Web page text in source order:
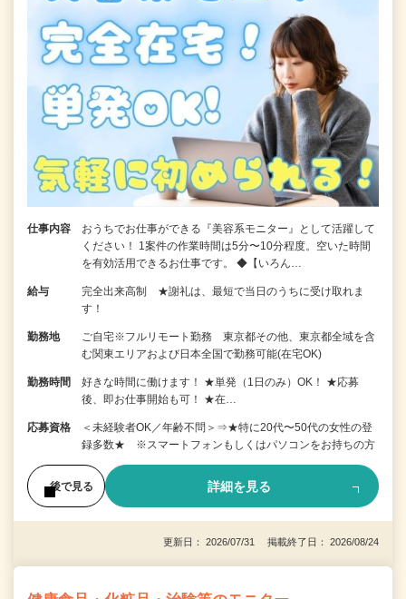
仕事内容
おうちでお仕事ができる『美容系モニター』として活躍して
ください！ 1案件の作業時間は5分〜10分程度。空いた時間
を有効活用できるお仕事です。 ◆【いろん…
給与
完全出来高制 ★謝礼は、最短で当日のうちに受け取れま
す！
勤務地
ご自宅※フルリモート勤務 東京都その他、東京都全域を含
む関東エリアおよび日本全国で勤務可能(在宅OK)
勤務時間
好きな時間に働けます！ ★単発（1日のみ）OK！ ★応募
後、即お仕事開始も可！ ★在…
応募資格
＜未経験者OK／年齢不問＞⇒★特に20代〜50代の女性の登
録多数★ ※スマートフォンもしくはパソコンをお持ちの方
後で見る 詳細を見る
更新日： 2026/07/31 掲載終了日： 2026/08/24